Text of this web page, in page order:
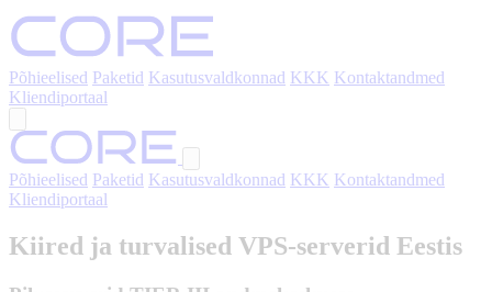
Põhieelised Paketid Kasutusvaldkonnad KKK Kontaktandmed
Kliendiportaal
Põhieelised Paketid Kasutusvaldkonnad KKK Kontaktandmed
Kliendiportaal
Kiired ja turvalised VPS-serverid Eestis